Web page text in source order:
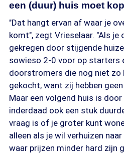
een (duur) huis moet
"Dat hangt ervan af waar je
komt", zegt Vrieselaar. "Als je
gekregen door stijgende
sowieso 2-0 voor op starters
doorstromers die nog niet zo
gekocht, want zij hebben
Maar een volgend huis is
inderdaad ook een stuk
vraag is of je groter kunt
alleen als je wil verhuizen
waar prijzen minder hard zijn